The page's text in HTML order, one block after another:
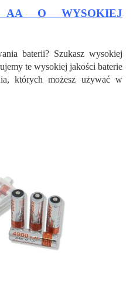
AA O WYSOKIEJ
baterii? Szukasz wysokiej
te wysokiej jakości baterie
których możesz używać w